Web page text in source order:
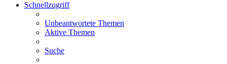
Schnellzugriff
Unbeantwortete Themen
Aktive Themen
Suche